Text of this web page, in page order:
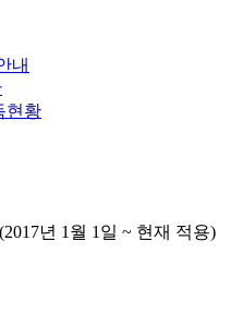
내
현황
년 1월 1일 ~ 현재 적용)